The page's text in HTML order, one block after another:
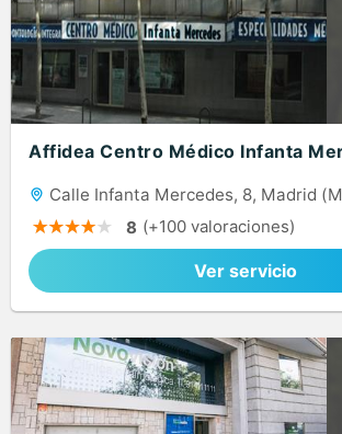
Affidea Centro Médico Infanta
Calle Infanta Mercedes, 8, Madrid
8 (+100 valoraciones)
Ver servicio